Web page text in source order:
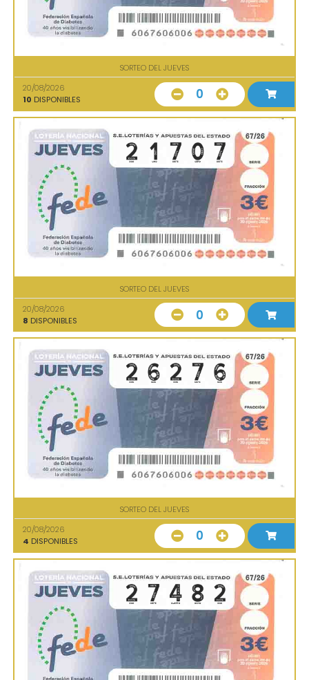
SORTEO DEL JUEVES
20/08/2026
10 DISPONIBLES 0
SORTEO DEL JUEVES
20/08/2026
8 DISPONIBLES 0
SORTEO DEL JUEVES
20/08/2026
4 DISPONIBLES 0